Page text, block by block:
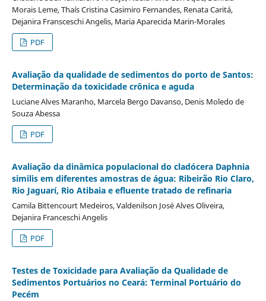
Morais Leme, Thaís Cristina Casimiro Fernandes, Renata Caritá,
Dejanira Fransceschi Angelis, Maria Aparecida Marin-Morales
PDF
Avaliação da qualidade de sedimentos do porto de Santos:
Determinação da toxicidade crônica e aguda
Luciane Alves Maranho, Marcela Bergo Davanso, Denis Moledo de
Souza Abessa
PDF
Avaliação da dinâmica populacional do cladócera Daphnia
similis em diferentes amostras de água: Ribeirão Rio Claro,
Rio Jaguarí, Rio Atibaia e efluente tratado de refinaria
Camila Bittencourt Medeiros, Valdenilson José Alves Oliveira,
Dejanira Franceschi Angelis
PDF
Testes de Toxicidade para Avaliação da Qualidade de
Sedimentos Portuários no Ceará: Terminal Portuário do
Pecém